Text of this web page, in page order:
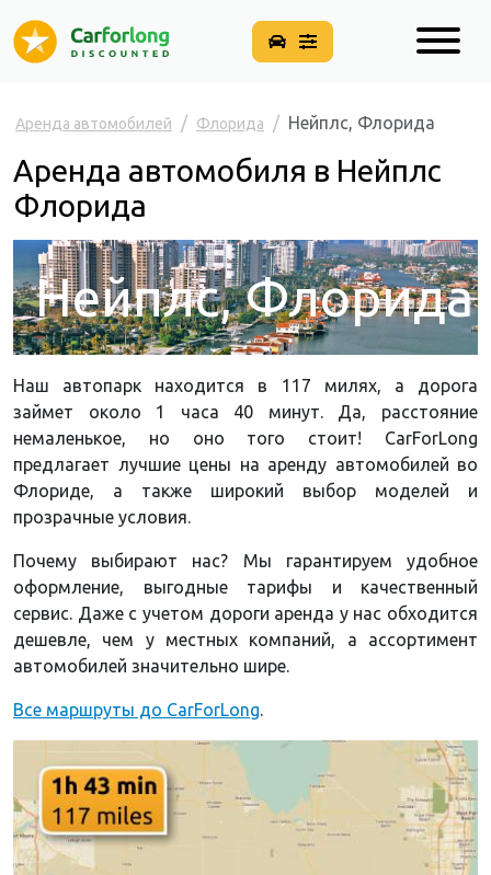
Аренда автомобилей Флорида Нейплс, Флорида
Аренда автомобиля в Нейплс
Флорида
Нейплс, Флорида
Наш автопарк находится в 117 милях, а дорога
займет около 1 часа 40 минут. Да, расстояние
немаленькое, но оно того стоит! CarForLong
предлагает лучшие цены на аренду автомобилей во
Флориде, а также широкий выбор моделей и
прозрачные условия.
Почему выбирают нас? Мы гарантируем удобное
оформление, выгодные тарифы и качественный
сервис. Даже с учетом дороги аренда у нас обходится
дешевле, чем у местных компаний, а ассортимент
автомобилей значительно шире.
Все маршруты до CarForLong.